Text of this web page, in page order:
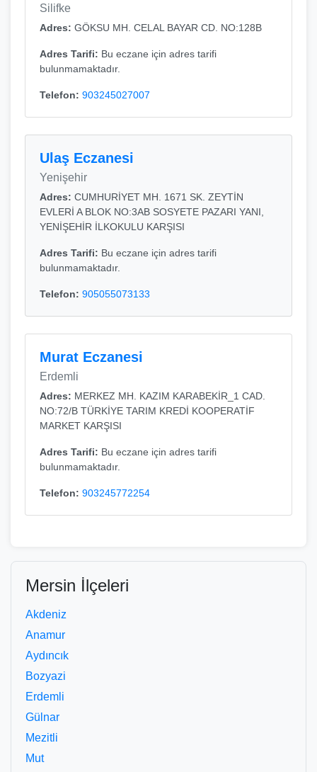
Silifke
Adres: GÖKSU MH. CELAL BAYAR CD. NO:128B
Adres Tarifi: Bu eczane için adres tarifi
bulunmamaktadır.
Telefon: 903245027007
Ulaş Eczanesi
Yenişehir
Adres: CUMHURİYET MH. 1671 SK. ZEYTİN
EVLERİ A BLOK NO:3AB SOSYETE PAZARI YANI,
YENİŞEHİR İLKOKULU KARŞISI
Adres Tarifi: Bu eczane için adres tarifi
bulunmamaktadır.
Telefon: 905055073133
Murat Eczanesi
Erdemli
Adres: MERKEZ MH. KAZIM KARABEKİR_1 CAD.
NO:72/B TÜRKİYE TARIM KREDİ KOOPERATİF
MARKET KARŞISI
Adres Tarifi: Bu eczane için adres tarifi
bulunmamaktadır.
Telefon: 903245772254
Mersin İlçeleri
Akdeniz
Anamur
Aydıncık
Bozyazi
Erdemli
Gülnar
Mezitli
Mut